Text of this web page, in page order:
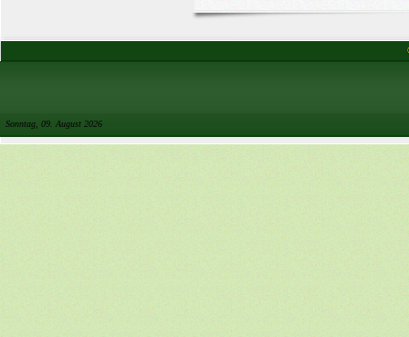
Sonntag, 09. August 2026